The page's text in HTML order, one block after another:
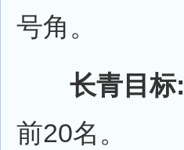
号角。
长青目标:
前20名。